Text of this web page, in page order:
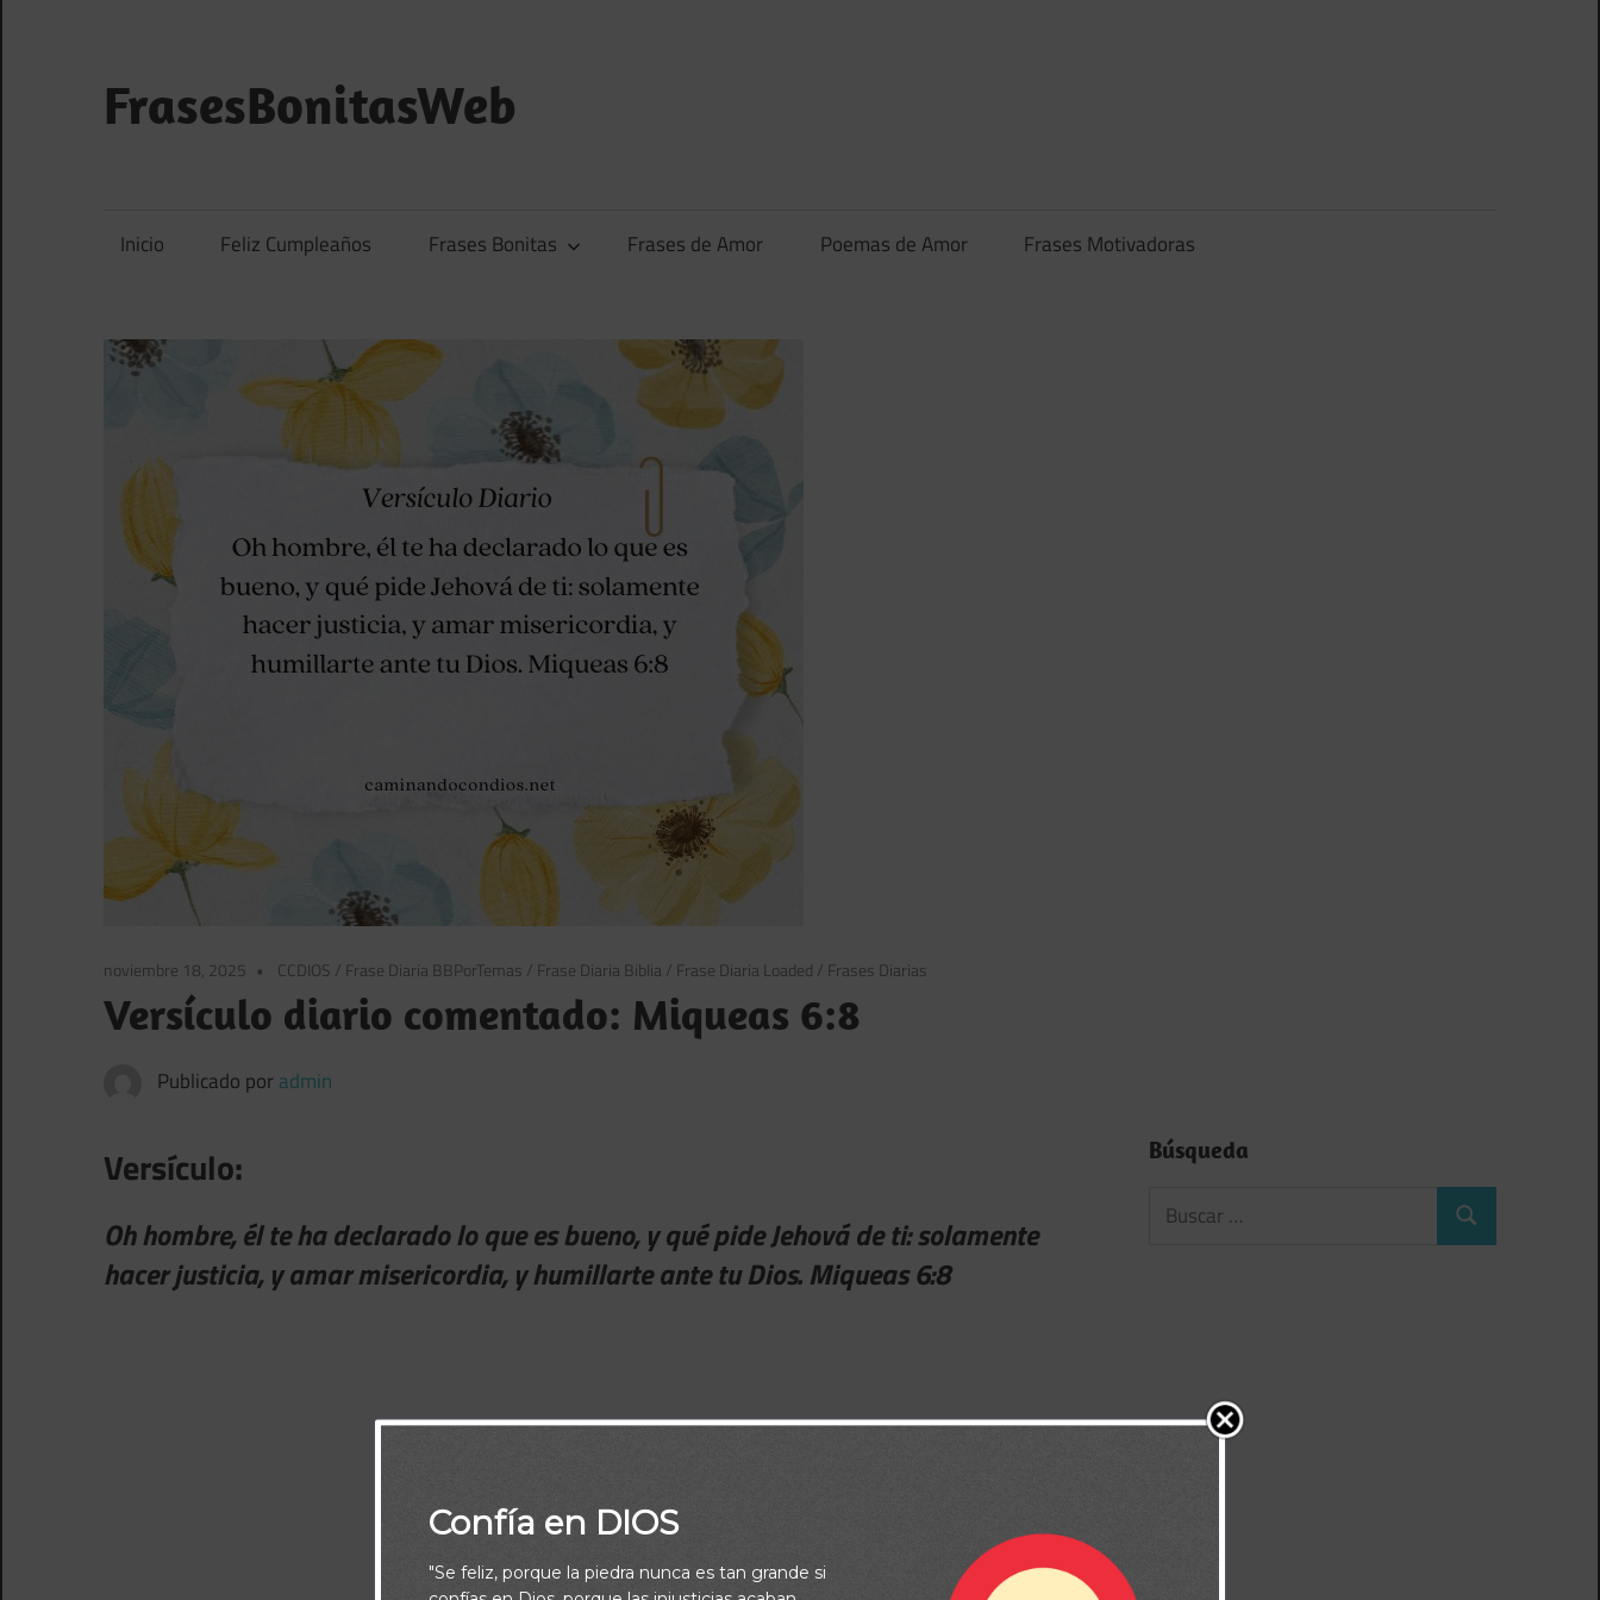
contenido
FrasesBonitasWeb
y
frases
diarias
Inicio Feliz Cumpleaños Frases Bonitas Frases de Amor Poemas de Amor Frases Motivadoras
noviembre 18, 2025 CCDIOS / Frase Diaria BBPorTemas / Frase Diaria Biblia / Frase Diaria Loaded / Frases Diarias
Versículo diario comentado: Miqueas 6:8
Publicado por admin
Versículo:
Oh hombre, él te ha declarado lo que es bueno, y qué pide Jehová de ti: solamente
hacer justicia, y amar misericordia, y humillarte ante tu Dios. Miqueas 6:8
Búsqueda
Confía en DIOS
"Se feliz, porque la piedra nunca es tan grande si